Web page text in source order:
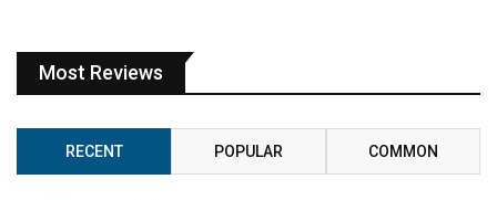
Most Reviews
RECENT POPULAR COMMON